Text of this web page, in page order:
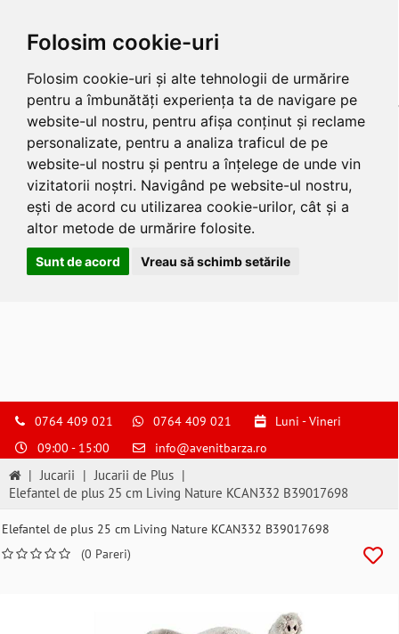
Folosim cookie-uri
Folosim cookie-uri și alte tehnologii de urmărire
pentru a îmbunătăți experiența ta de navigare pe
website-ul nostru, pentru afișa conținut și reclame
personalizate, pentru a analiza traficul de pe
website-ul nostru și pentru a înțelege de unde vin
vizitatorii noștri. Navigând pe website-ul nostru,
ești de acord cu utilizarea cookie-urilor, cât și a
altor metode de urmărire folosite.
Sunt de acord Vreau să schimb setările
S
pentru
suna
si
comanda
0764 409 021 0764 409 021
Luni - Vineri
09:00 - 15:00
info@avenitbarza.ro
| Jucarii | Jucarii de Plus |
Elefantel de plus 25 cm Living Nature KCAN332 B39017698
Elefantel de plus 25 cm Living Nature KCAN332 B39017698
(0 Pareri)